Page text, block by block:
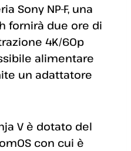
Sony NP-F, una
fornirà due ore di
4K/60p
alimentare
un adattatore
V è dotato del
con cui è